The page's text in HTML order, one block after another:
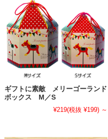
ギフトに素敵 メリーゴーランド
ボックス M／S
¥219(税抜 ¥199) ～